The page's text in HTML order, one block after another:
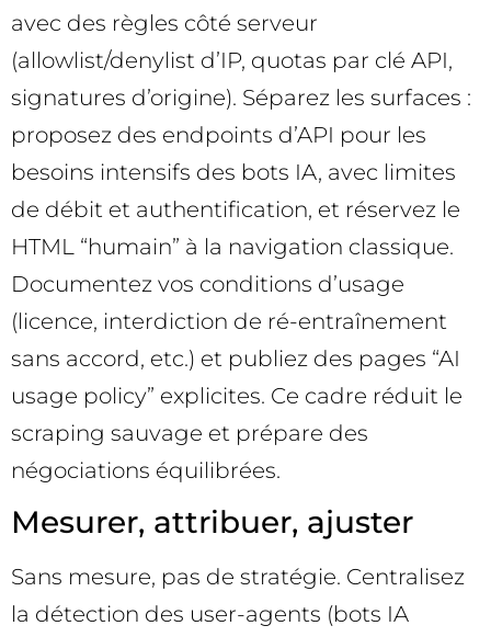
avec des règles côté serveur
(allowlist/denylist d’IP, quotas par clé API,
signatures d’origine). Séparez les surfaces :
proposez des endpoints d’API pour les
besoins intensifs des bots IA, avec limites
de débit et authentification, et réservez le
HTML “humain” à la navigation classique.
Documentez vos conditions d’usage
(licence, interdiction de ré-entraînement
sans accord, etc.) et publiez des pages “AI
usage policy” explicites. Ce cadre réduit le
scraping sauvage et prépare des
négociations équilibrées.
Mesurer, attribuer, ajuster
Sans mesure, pas de stratégie. Centralisez
la détection des user-agents (bots IA